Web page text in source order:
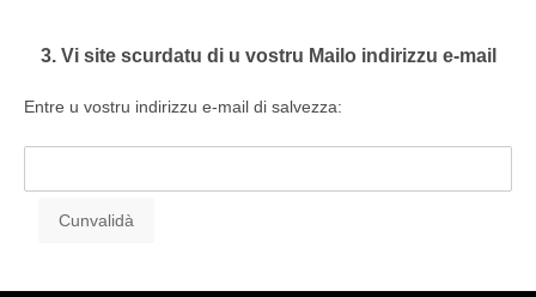
3. Vi site scurdatu di u vostru Mailo indirizzu e-mail
Entre u vostru indirizzu e-mail di salvezza: